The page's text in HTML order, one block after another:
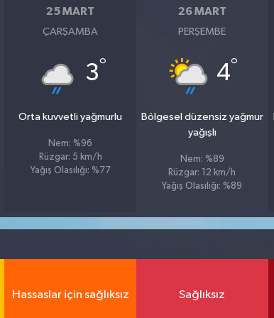
25 MART
ÇARŞAMBA
3°
Orta kuvvetli yağmurlu
Nem: %96
Rüzgar: 5 km/h
Yağış Olasılığı: %77
26 MART
PERŞEMBE
4°
Bölgesel düzensiz yağmur
yağışlı
Nem: %89
Rüzgar: 12 km/h
Yağış Olasılığı: %89
Hassaslar için sağlıksız Sağlıksız